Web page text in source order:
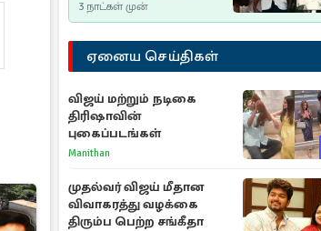
சிறப்புமிக்க சுதுமலைப்
பிரகடனம்…
3 நாட்கள் முன்
ஏனைய செய்திகள்
விஜய் மற்றும் நடிகை
திரிஷாவின்
புகைப்படங்கள்
Manithan
முதல்வர் விஜய் மீதான
விவாகரத்து வழக்கை
திரும்ப பெற்ற சங்கீதா